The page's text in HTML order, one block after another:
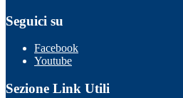
Seguici su
Facebook
Youtube
Sezione Link Utili